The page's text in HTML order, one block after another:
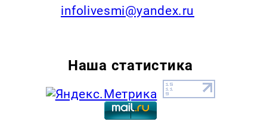
infolivesmi@yandex.ru
Наша статистика